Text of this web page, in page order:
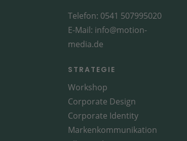
Telefon: 0541 507995020
E-Mail: info@motion-
media.de
STRATEGIE
Workshop
Corporate Design
Corporate Identity
Markenkommunikation